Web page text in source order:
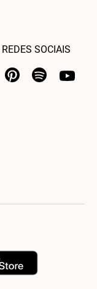
SOCIAIS